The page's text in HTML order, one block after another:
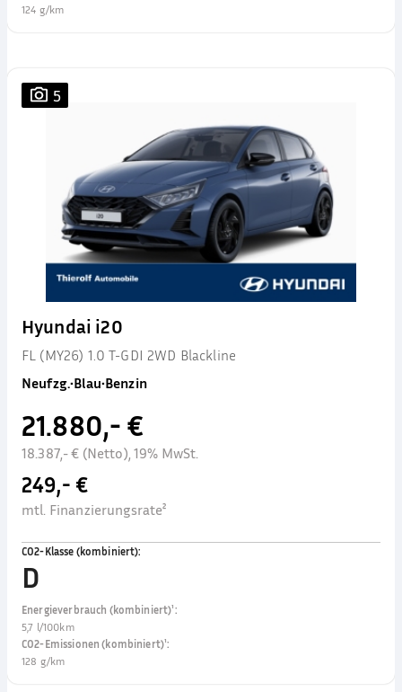
124 g/km
5
Hyundai i20
FL (MY26) 1.0 T-GDI 2WD Blackline
Neufzg.•Blau•Benzin
21.880,- €
18.387,- € (Netto), 19% MwSt.
249,- €
mtl. Finanzierungsrate²
CO2-Klasse (kombiniert):
D
Energieverbrauch (kombiniert)¹:
5,7 l/100km
CO2-Emissionen (kombiniert)¹:
128 g/km